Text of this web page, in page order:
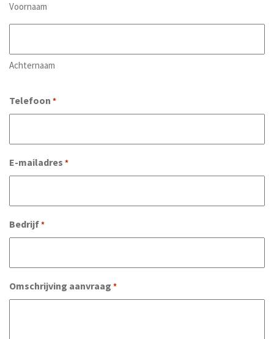
Voornaam
Achternaam
Telefoon *
E-mailadres *
Bedrijf*
Omschrijving aanvraag *